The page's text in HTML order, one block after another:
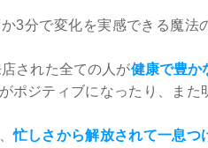
3分で変化を実感できる魔法
された全ての人が健康で豊か
ポジティブになったり、また
忙しさから解放されて一息つ